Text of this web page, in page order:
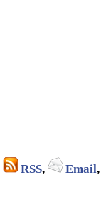
RSS, Email,